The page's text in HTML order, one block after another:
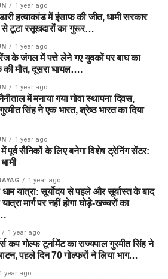
1 year ago
हत्याकांड में इंसाफ की जीत, धामी सरकार
टूटा रसूखदारों का गुरूर…
1 year ago
के जंगल में पत्ते लेने गए युवकों पर बाघ का
की मौत, दूसरा घायल….
1 year ago
में मनाया गया गोवा स्थापना दिवस,
सिंह ने एक भारत, श्रेष्ठ भारत का दिया
1 year ago
पूर्व सैनिकों के लिए बनेगा विशेष ट्रेनिंग सेंटर:
1 year ago
यात्रा: सूर्योदय से पहले और सूर्यास्त के बाद
मार्ग पर नहीं होगा घोड़े-खच्चरों का
1 year ago
कप गोल्फ टूर्नामेंट का राज्यपाल गुरमीत सिंह ने
पहले दिन 70 गोल्फरों ने लिया भाग…
1 year ago